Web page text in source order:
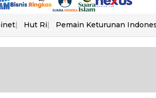
Hut Ri Pemain Keturunan